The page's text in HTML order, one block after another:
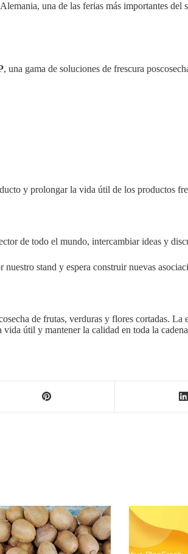
una de las ferias más importantes
, una gama de soluciones de frescura
y prolongar la vida útil de los productos
de todo el mundo, intercambiar ideas y
stand y espera construir nuevas
de frutas, verduras y flores cortadas.
útil y mantener la calidad en toda la